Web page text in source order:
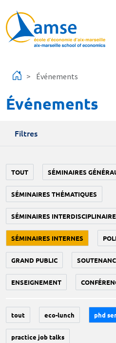
Événements
Événements
Filtres
TOUT SÉMINAIRES
SÉMINAIRES THÉMATIQUES
SÉMINAIRES
SÉMINAIRES INTERNES
GRAND PUBLIC
ENSEIGNEMENT
tout eco-lunch phd
practice job talks